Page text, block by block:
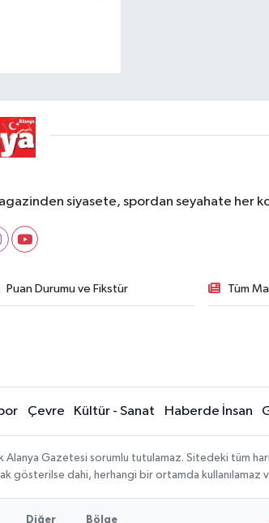
siyasete, spordan seyahate her
Puan Durumu ve Fikstür Tüm
Çevre Kültür - Sanat Haberde İnsan
Gazetesi sorumlu tutulamaz. Sitedeki tüm
gösterilse dahi, herhangi bir ortamda kullanılamaz
Diğer Bölge